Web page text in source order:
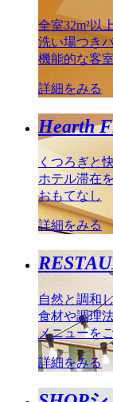
全室32m²以
洗い場つき
機能的な客室
詳細をみる
Hearth
くつろぎと
ホテル滞在
おもてなし
詳細をみる
自然と調和
食材や調理
メニューを
詳細をみる